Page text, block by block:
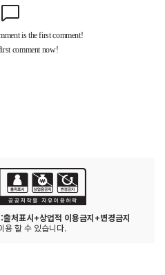
출처표시+상업적 이용금지+변경금지
용 할 수 있습니다.